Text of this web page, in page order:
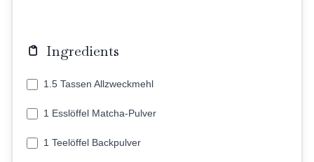
Ingredients
1.5 Tassen Allzweckmehl
1 Esslöffel Matcha-Pulver
1 Teelöffel Backpulver